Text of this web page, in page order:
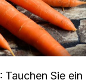
: Tauchen Sie ein